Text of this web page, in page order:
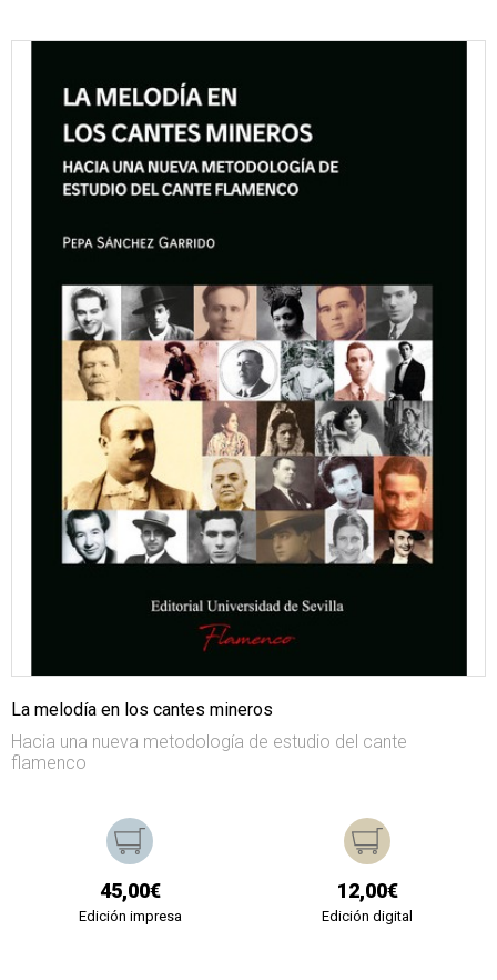
La melodía en los cantes mineros
Hacia una nueva metodología de estudio del cante
flamenco
45,00€
Edición impresa
12,00€
Edición digital